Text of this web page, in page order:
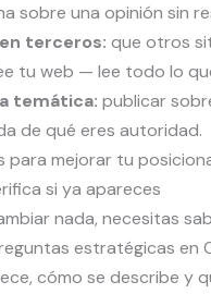
sobre una opinión sin
terceros: que otros
tu web — lee todo lo
temática: publicar
de qué eres autoridad.
para mejorar tu
si ya apareces
nada, necesitas
estratégicas en
cómo se describe y